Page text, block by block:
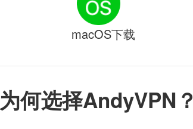
为何选择AndyVPN？
macOS下载